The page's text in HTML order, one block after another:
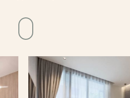
Navigate
the